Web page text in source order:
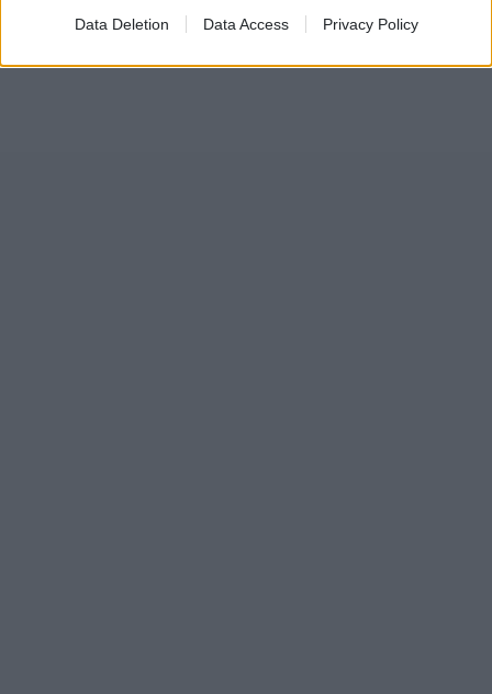
Data Deletion Data Access Privacy Policy
ΕισιτήριαΕΔΩ